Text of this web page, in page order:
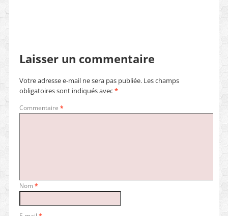
Laisser un commentaire
Votre adresse e-mail ne sera pas publiée. Les champs
obligatoires sont indiqués avec*
Commentaire *
Nom *